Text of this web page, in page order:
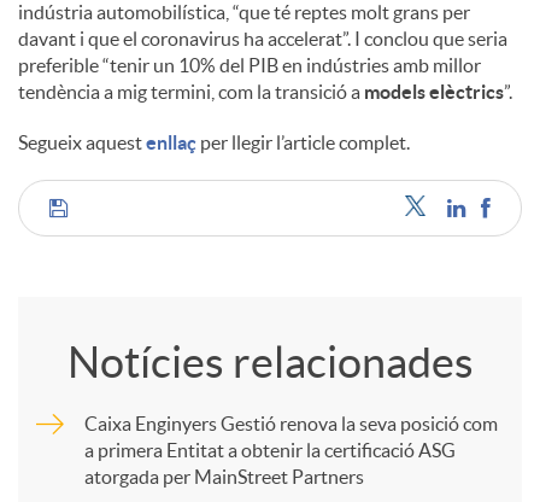
n
g
u
t
indústria automobilística, “que té reptes molt grans per
davant i que el coronavirus ha accelerat”. I conclou que seria
preferible “tenir un 10% del PIB en indústries amb millor
tendència a mig termini, com la transició a models elèctrics”.
Segueix aquestenllaç per llegir l’article complet.
C
Notícies relacionades
Caixa Enginyers Gestió renova la seva posició com
a primera Entitat a obtenir la certificació ASG
atorgada per MainStreet Partners